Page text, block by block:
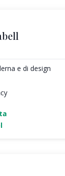
e di design